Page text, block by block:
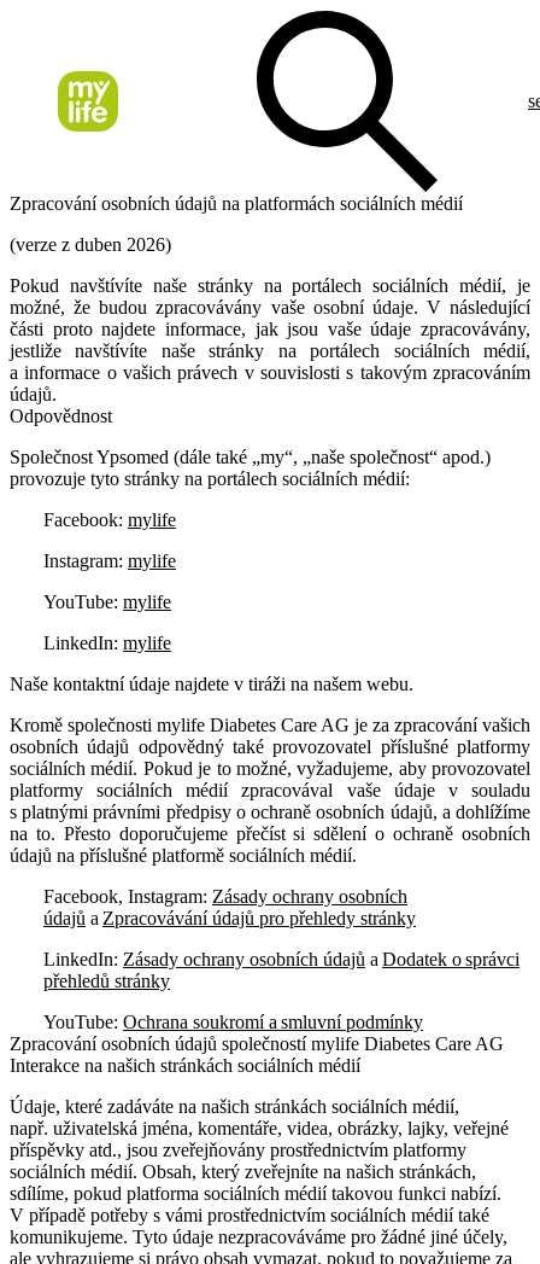
Zpracování osobních údajů na platformách sociálních médií
(verze z duben 2026)
Pokud navštívíte naše stránky na portálech sociálních médií, je
možné, že budou zpracovávány vaše osobní údaje. V následující
části proto najdete informace, jak jsou vaše údaje zpracovávány,
jestliže navštívíte naše stránky na portálech sociálních médií,
a informace o vašich právech v souvislosti s takovým zpracováním
údajů.
Odpovědnost
Společnost Ypsomed (dále také „my“, „naše společnost“ apod.)
provozuje tyto stránky na portálech sociálních médií:
Facebook: mylife
Instagram: mylife
YouTube: mylife
LinkedIn: mylife
Naše kontaktní údaje najdete v tiráži na našem webu.
Kromě společnosti mylife Diabetes Care AG je za zpracování vašich
osobních údajů odpovědný také provozovatel příslušné platformy
sociálních médií. Pokud je to možné, vyžadujeme, aby provozovatel
platformy sociálních médií zpracovával vaše údaje v souladu
s platnými právními předpisy o ochraně osobních údajů, a dohlížíme
na to. Přesto doporučujeme přečíst si sdělení o ochraně osobních
údajů na příslušné platformě sociálních médií.
Facebook, Instagram: Zásady ochrany osobních
údajů a Zpracovávání údajů pro přehledy stránky
LinkedIn: Zásady ochrany osobních údajů a Dodatek o správci
přehledů stránky
YouTube: Ochrana soukromí a smluvní podmínky
Zpracování osobních údajů společností mylife Diabetes Care AG
Interakce na našich stránkách sociálních médií
Údaje, které zadáváte na našich stránkách sociálních médií,
např. uživatelská jména, komentáře, videa, obrázky, lajky, veřejné
příspěvky atd., jsou zveřejňovány prostřednictvím platformy
sociálních médií. Obsah, který zveřejníte na našich stránkách,
sdílíme, pokud platforma sociálních médií takovou funkci nabízí.
V případě potřeby s vámi prostřednictvím sociálních médií také
komunikujeme. Tyto údaje nezpracováváme pro žádné jiné účely,
ale vyhrazujeme si právo obsah vymazat, pokud to považujeme za